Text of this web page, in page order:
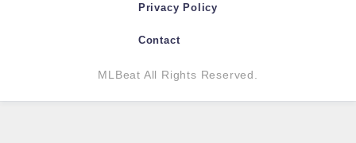
Privacy Policy
Contact
MLBeat All Rights Reserved.